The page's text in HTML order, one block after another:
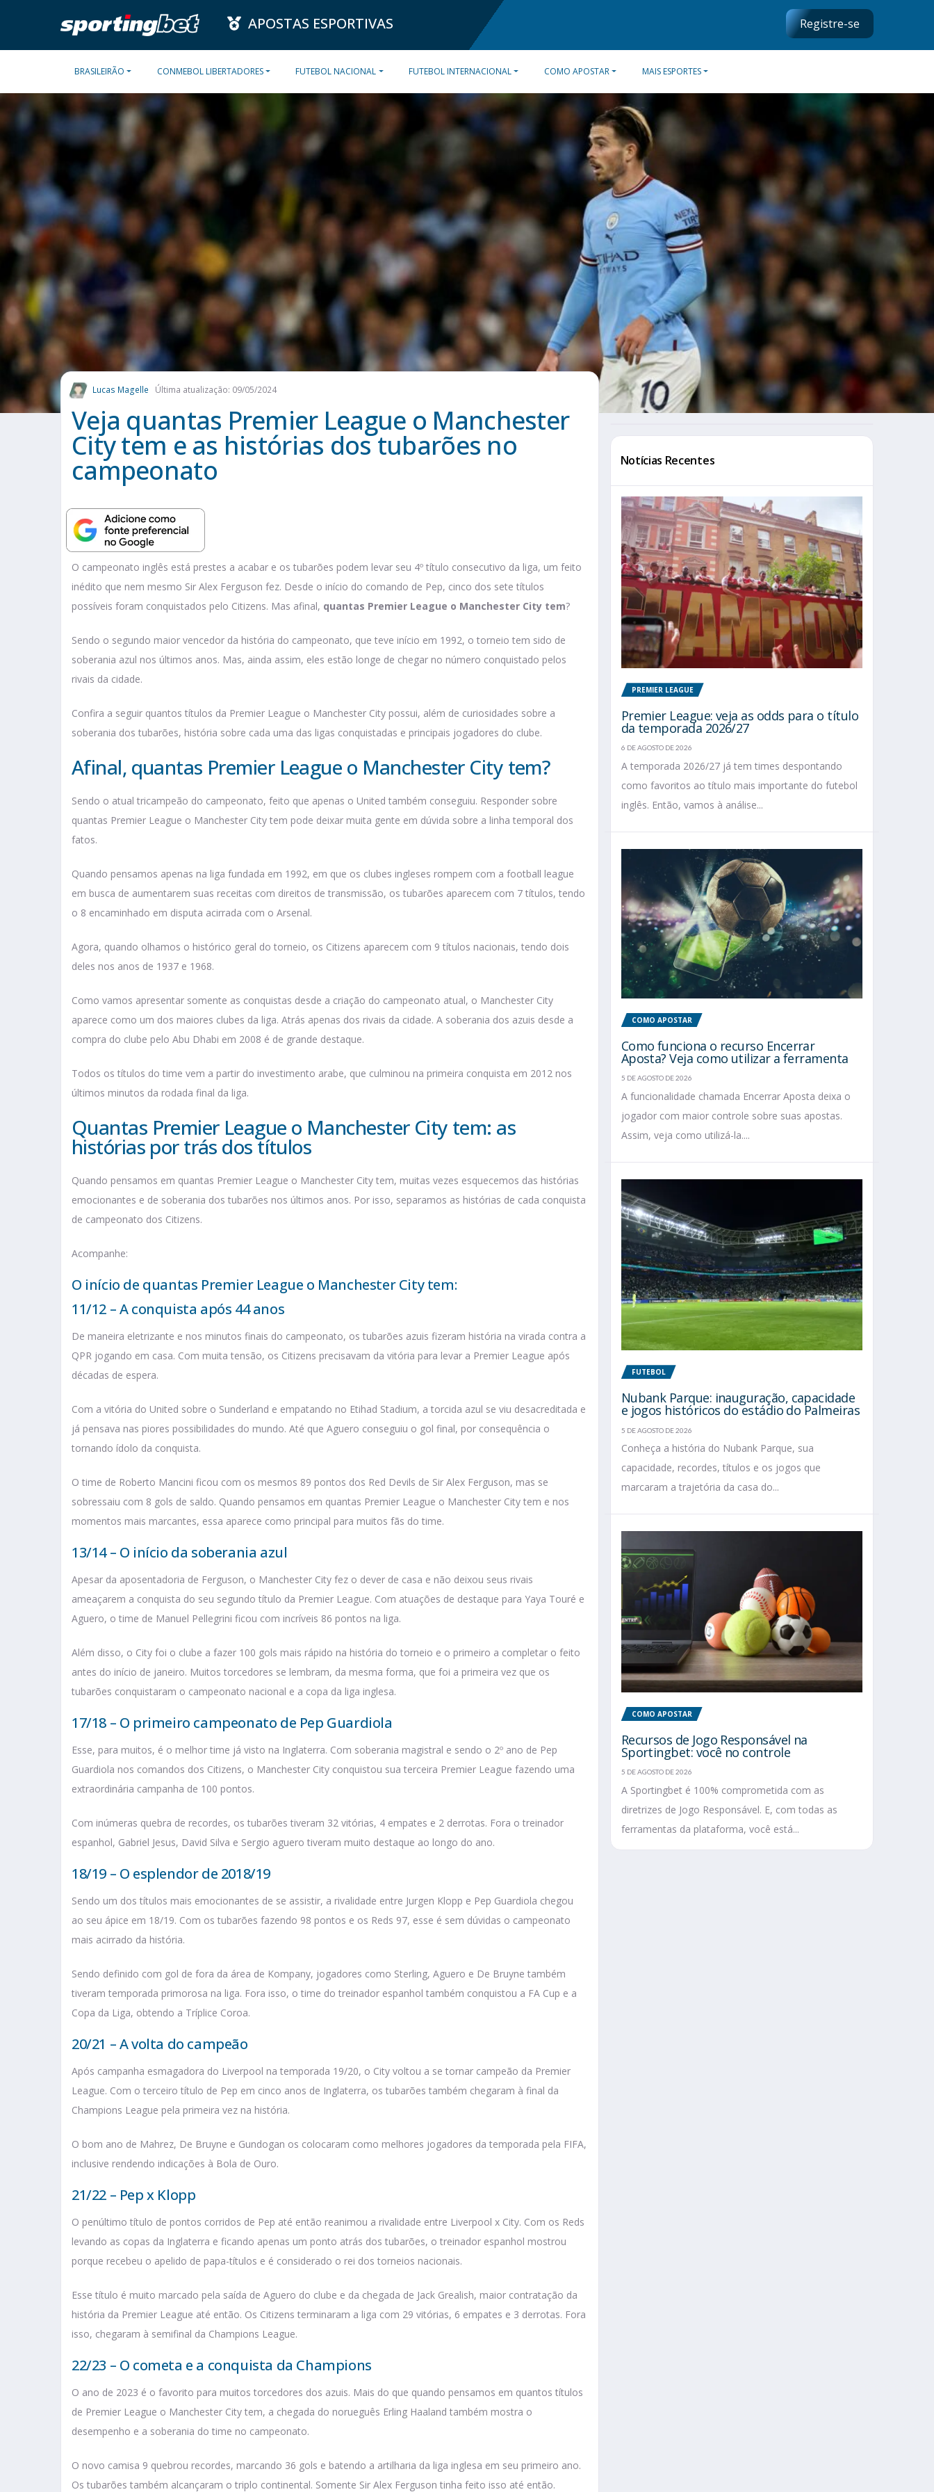
APOSTAS ESPORTIVAS Registre-se
BRASILEIRÃO CONMEBOL LIBERTADORES FUTEBOL NACIONAL FUTEBOL INTERNACIONAL COMO APOSTAR MAIS ESPORTES
Lucas Magelle Última atualização: 09/05/2024
Veja quantas Premier League o Manchester
City tem e as histórias dos tubarões no
campeonato
O campeonato inglês está prestes a acabar e os tubarões podem levar seu 4º título consecutivo da liga, um feito
inédito que nem mesmo Sir Alex Ferguson fez. Desde o início do comando de Pep, cinco dos sete títulos
possíveis foram conquistados pelo Citizens. Mas afinal, quantas Premier League o Manchester City tem?
Sendo o segundo maior vencedor da história do campeonato, que teve início em 1992, o torneio tem sido de
soberania azul nos últimos anos. Mas, ainda assim, eles estão longe de chegar no número conquistado pelos
rivais da cidade.
Confira a seguir quantos títulos da Premier League o Manchester City possui, além de curiosidades sobre a
soberania dos tubarões, história sobre cada uma das ligas conquistadas e principais jogadores do clube.
Afinal, quantas Premier League o Manchester City tem?
Sendo o atual tricampeão do campeonato, feito que apenas o United também conseguiu. Responder sobre
quantas Premier League o Manchester City tem pode deixar muita gente em dúvida sobre a linha temporal dos
fatos.
Quando pensamos apenas na liga fundada em 1992, em que os clubes ingleses rompem com a football league
em busca de aumentarem suas receitas com direitos de transmissão, os tubarões aparecem com 7 títulos, tendo
o 8 encaminhado em disputa acirrada com o Arsenal.
Agora, quando olhamos o histórico geral do torneio, os Citizens aparecem com 9 títulos nacionais, tendo dois
deles nos anos de 1937 e 1968.
Como vamos apresentar somente as conquistas desde a criação do campeonato atual, o Manchester City
aparece como um dos maiores clubes da liga. Atrás apenas dos rivais da cidade. A soberania dos azuis desde a
compra do clube pelo Abu Dhabi em 2008 é de grande destaque.
Todos os títulos do time vem a partir do investimento arabe, que culminou na primeira conquista em 2012 nos
últimos minutos da rodada final da liga.
Quantas Premier League o Manchester City tem: as
histórias por trás dos títulos
Quando pensamos em quantas Premier League o Manchester City tem, muitas vezes esquecemos das histórias
emocionantes e de soberania dos tubarões nos últimos anos. Por isso, separamos as histórias de cada conquista
de campeonato dos Citizens.
Acompanhe:
O início de quantas Premier League o Manchester City tem:
11/12 – A conquista após 44 anos
De maneira eletrizante e nos minutos finais do campeonato, os tubarões azuis fizeram história na virada contra a
QPR jogando em casa. Com muita tensão, os Citizens precisavam da vitória para levar a Premier League após
décadas de espera.
Com a vitória do United sobre o Sunderland e empatando no Etihad Stadium, a torcida azul se viu desacreditada e
já pensava nas piores possibilidades do mundo. Até que Aguero conseguiu o gol final, por consequência o
tornando ídolo da conquista.
O time de Roberto Mancini ficou com os mesmos 89 pontos dos Red Devils de Sir Alex Ferguson, mas se
sobressaiu com 8 gols de saldo. Quando pensamos em quantas Premier League o Manchester City tem e nos
momentos mais marcantes, essa aparece como principal para muitos fãs do time.
13/14 – O início da soberania azul
Apesar da aposentadoria de Ferguson, o Manchester City fez o dever de casa e não deixou seus rivais
ameaçarem a conquista do seu segundo título da Premier League. Com atuações de destaque para Yaya Touré e
Aguero, o time de Manuel Pellegrini ficou com incríveis 86 pontos na liga.
Além disso, o City foi o clube a fazer 100 gols mais rápido na história do torneio e o primeiro a completar o feito
antes do início de janeiro. Muitos torcedores se lembram, da mesma forma, que foi a primeira vez que os
tubarões conquistaram o campeonato nacional e a copa da liga inglesa.
17/18 – O primeiro campeonato de Pep Guardiola
Esse, para muitos, é o melhor time já visto na Inglaterra. Com soberania magistral e sendo o 2º ano de Pep
Guardiola nos comandos dos Citizens, o Manchester City conquistou sua terceira Premier League fazendo uma
extraordinária campanha de 100 pontos.
Com inúmeras quebra de recordes, os tubarões tiveram 32 vitórias, 4 empates e 2 derrotas. Fora o treinador
espanhol, Gabriel Jesus, David Silva e Sergio aguero tiveram muito destaque ao longo do ano.
18/19 – O esplendor de 2018/19
Sendo um dos títulos mais emocionantes de se assistir, a rivalidade entre Jurgen Klopp e Pep Guardiola chegou
ao seu ápice em 18/19. Com os tubarões fazendo 98 pontos e os Reds 97, esse é sem dúvidas o campeonato
mais acirrado da história.
Sendo definido com gol de fora da área de Kompany, jogadores como Sterling, Aguero e De Bruyne também
tiveram temporada primorosa na liga. Fora isso, o time do treinador espanhol também conquistou a FA Cup e a
Copa da Liga, obtendo a Tríplice Coroa.
20/21 – A volta do campeão
Após campanha esmagadora do Liverpool na temporada 19/20, o City voltou a se tornar campeão da Premier
League. Com o terceiro título de Pep em cinco anos de Inglaterra, os tubarões também chegaram à final da
Champions League pela primeira vez na história.
O bom ano de Mahrez, De Bruyne e Gundogan os colocaram como melhores jogadores da temporada pela FIFA,
inclusive rendendo indicações à Bola de Ouro.
21/22 – Pep x Klopp
O penúltimo título de pontos corridos de Pep até então reanimou a rivalidade entre Liverpool x City. Com os Reds
levando as copas da Inglaterra e ficando apenas um ponto atrás dos tubarões, o treinador espanhol mostrou
porque recebeu o apelido de papa-títulos e é considerado o rei dos torneios nacionais.
Esse título é muito marcado pela saída de Aguero do clube e da chegada de Jack Grealish, maior contratação da
história da Premier League até então. Os Citizens terminaram a liga com 29 vitórias, 6 empates e 3 derrotas. Fora
isso, chegaram à semifinal da Champions League.
22/23 – O cometa e a conquista da Champions
O ano de 2023 é o favorito para muitos torcedores dos azuis. Mais do que quando pensamos em quantos títulos
de Premier League o Manchester City tem, a chegada do norueguês Erling Haaland também mostra o
desempenho e a soberania do time no campeonato.
O novo camisa 9 quebrou recordes, marcando 36 gols e batendo a artilharia da liga inglesa em seu primeiro ano.
Os tubarões também alcançaram o triplo continental. Somente Sir Alex Ferguson tinha feito isso até então.
Notícias Recentes
PREMIER LEAGUE
Premier League: veja as odds para o título
da temporada 2026/27
6 DE AGOSTO DE 2026
A temporada 2026/27 já tem times despontando
como favoritos ao título mais importante do futebol
inglês. Então, vamos à análise...
COMO APOSTAR
Como funciona o recurso Encerrar
Aposta? Veja como utilizar a ferramenta
5 DE AGOSTO DE 2026
A funcionalidade chamada Encerrar Aposta deixa o
jogador com maior controle sobre suas apostas.
Assim, veja como utilizá-la....
FUTEBOL
Nubank Parque: inauguração, capacidade
e jogos históricos do estádio do Palmeiras
5 DE AGOSTO DE 2026
Conheça a história do Nubank Parque, sua
capacidade, recordes, títulos e os jogos que
marcaram a trajetória da casa do...
COMO APOSTAR
Recursos de Jogo Responsável na
Sportingbet: você no controle
5 DE AGOSTO DE 2026
A Sportingbet é 100% comprometida com as
diretrizes de Jogo Responsável. E, com todas as
ferramentas da plataforma, você está...